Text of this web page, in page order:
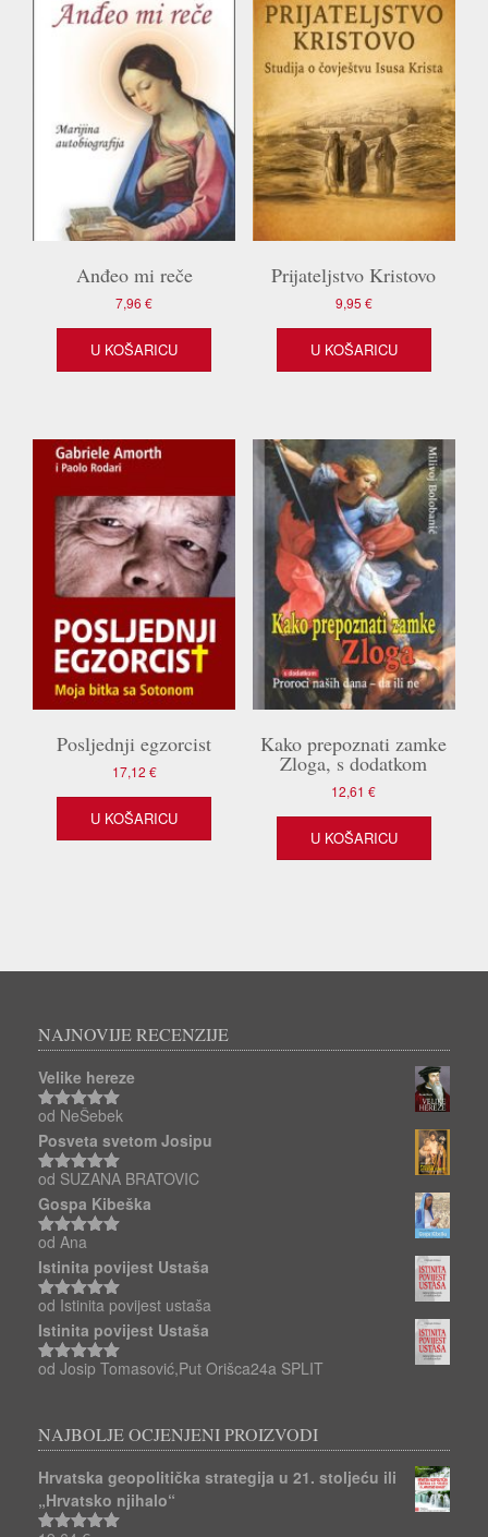
Anđeo mi reče
7,96€
U KOŠARICU
Prijateljstvo Kristovo
9,95 €
U KOŠARICU
Posljednji egzorcist
17,12 €
U KOŠARICU
Kako prepoznati zamke
Zloga, s dodatkom
12,61€
U KOŠARICU
NAJNOVIJE RECENZIJE
Velike hereze
Ocjenjeno5
od 5
od NeŠebek
Posveta svetom Josipu
Ocjenjeno5
od 5
od SUZANA BRATOVIC
Gospa Kibeška
Ocjenjeno
od 5
od Ana
Istinita povijest Ustaša
Ocjenjeno 5
od 5
od Istinita povijest ustaša
Istinita povijest Ustaša
Ocjenjeno 5
od Josip Tomasović,Put Orišca24a SPLIT
NAJBOLJE OCJENJENI PROIZVODI
Hrvatska geopolitička strategija u 21. stoljeću ili
„Hrvatsko njihalo“